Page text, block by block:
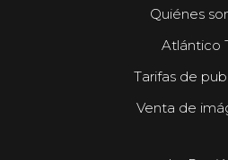
Quiénes
Atlántico
Tarifas de
Venta de